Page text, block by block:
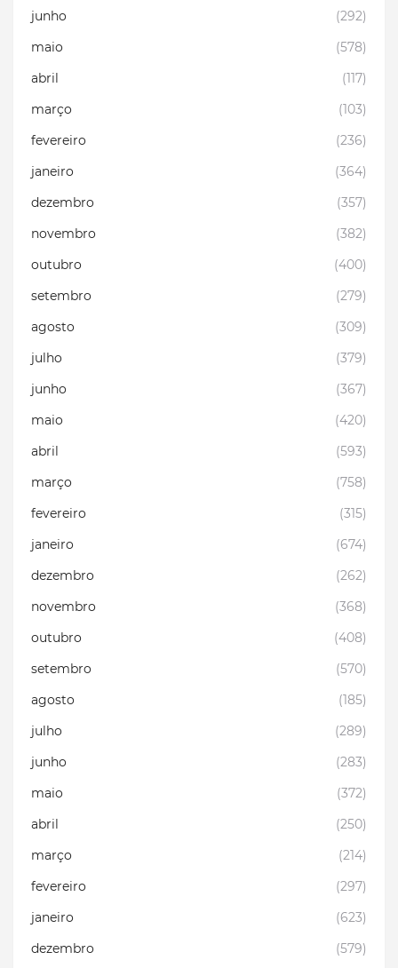
junho
(292)
maio
(578)
abril
(117)
março
(103)
fevereiro
(236)
janeiro
(364)
dezembro
(357)
novembro
(382)
outubro
(400)
setembro
(279)
agosto
(309)
julho
(379)
junho
(367)
maio
(420)
abril
(593)
março
(758)
fevereiro
(315)
janeiro
(674)
dezembro
(262)
novembro
(368)
outubro
(408)
setembro
(570)
agosto
(185)
julho
(289)
junho
(283)
maio
(372)
abril
(250)
março
(214)
fevereiro
(297)
janeiro
(623)
dezembro
(579)